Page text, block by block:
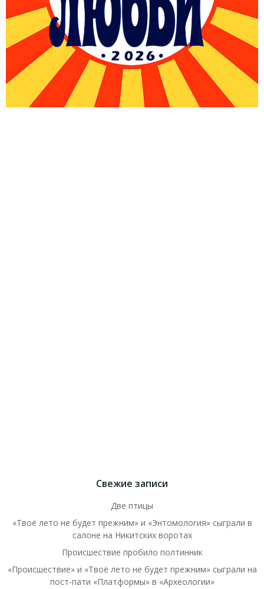
Свежие записи
Две птицы
«Твоё лето не будет прежним» и «Энтомология» сыграли в
салоне на Никитских воротах
Происшествие пробило полтинник
«Происшествие» и «Твоё лето не будет прежним» сыграли на
пост-пати «Платформы» в «Археологии»